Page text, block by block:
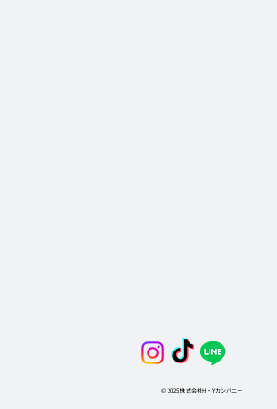
© 2025 株式会社H・Yカンパニー